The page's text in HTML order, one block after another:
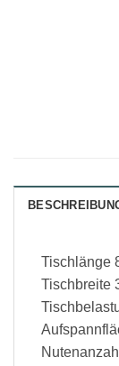
Tischlänge
Tischbreite